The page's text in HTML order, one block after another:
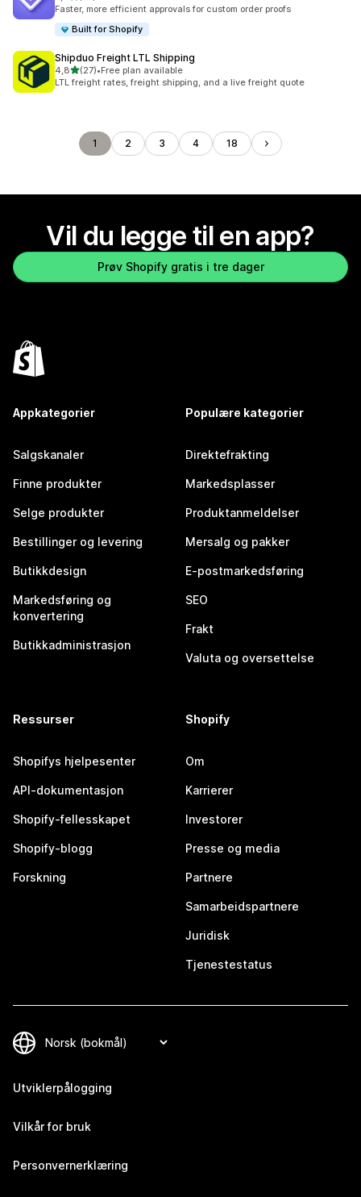
Faster, more efficient approvals for custom order proofs
Built for Shopify
Shipduo Freight LTL Shipping
4,8av 5 stjerner
(27)
Totalt 27 omtaler
•Free plan available
LTL freight rates, freight shipping, and a live freight quote
1 2 3 4 18
Vil du legge til en app?
Prøv Shopify gratis i tre dager
Appkategorier
Salgskanaler
Finne produkter
Selge produkter
Bestillinger og levering
Butikkdesign
Markedsføring og
konvertering
Butikkadministrasjon
Populære kategorier
Direktefrakting
Markedsplasser
Produktanmeldelser
Mersalg og pakker
E-postmarkedsføring
SEO
Frakt
Valuta og oversettelse
Ressurser
Shopifys hjelpesenter
API-dokumentasjon
Shopify-fellesskapet
Shopify-blogg
Forskning
Shopify
Om
Karrierer
Investorer
Presse og media
Partnere
Samarbeidspartnere
Juridisk
Tjenestestatus
Utviklerpålogging
Vilkår for bruk
Personvernerklæring